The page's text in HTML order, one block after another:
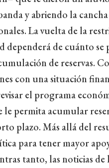
y abriendo la
La vuelta de la
dependerá de cuánto se
de reservas.
con una situación
el programa
permita acumular
plazo. Más allá del
para tener mayor
tanto, las noticias de